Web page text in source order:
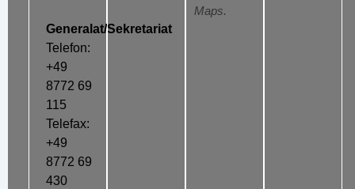
Generalat/Sekretariat
Telefon:
+49
8772 69
115
Telefax:
+49
8772 69
430
Maps.